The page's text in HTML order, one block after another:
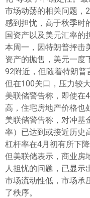
市场动荡的相关问题，
感到担忧，高于秋季时
国资产以及美元汇率的
本周一，因特朗普抨击
资产的抛售，美元一度
92附近，但随着特朗普
但在100关口，压力较
美联储警告称，即使在
高，住宅房地产价格也
美联储警告称，对冲基
率）已达到或接近历史
杠杆率在4月初有所下降
但美联储表示，商业房
人担忧的问题，已显示
市场流动性低，市场承
了秩序。